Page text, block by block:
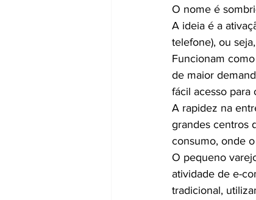
O nome é
A ideia é a
telefone), ou
Funcionam
de maior
fácil acesso para
A rapidez na
grandes centros
consumo, onde
O pequeno
atividade de e-
tradicional,